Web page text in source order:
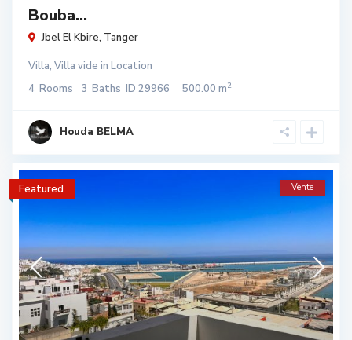
Bouba...
Jbel El Kbire, Tanger
Villa, Villa vide in Location
4 Rooms 3 Baths ID 29966 500.00 m2
Houda BELMA
Vente
Featured